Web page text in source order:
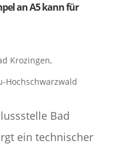
an A5 kann für
Krozingen,
Hochschwarzwald
Bad
ein technischer